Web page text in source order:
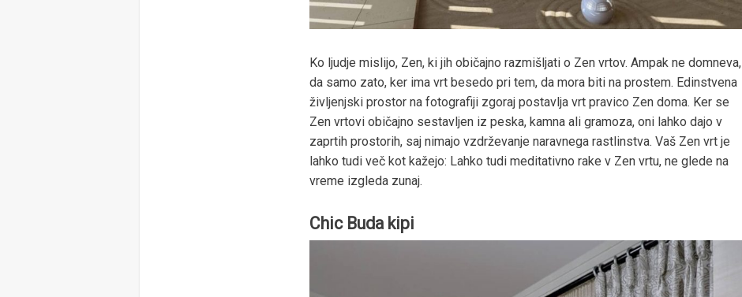
Ko ljudje mislijo, Zen, ki jih običajno razmišljati o Zen vrtov. Ampak ne domneva,
da samo zato, ker ima vrt besedo pri tem, da mora biti na prostem. Edinstvena
življenjski prostor na fotografiji zgoraj postavlja vrt pravico Zen doma. Ker se
Zen vrtovi običajno sestavljen iz peska, kamna ali gramoza, oni lahko dajo v
zaprtih prostorih, saj nimajo vzdrževanje naravnega rastlinstva. Vaš Zen vrt je
lahko tudi več kot kažejo: Lahko tudi meditativno rake v Zen vrtu, ne glede na
vreme izgleda zunaj.
Chic Buda kipi